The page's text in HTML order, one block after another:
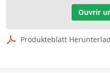
Ouvrir
Produkteblatt